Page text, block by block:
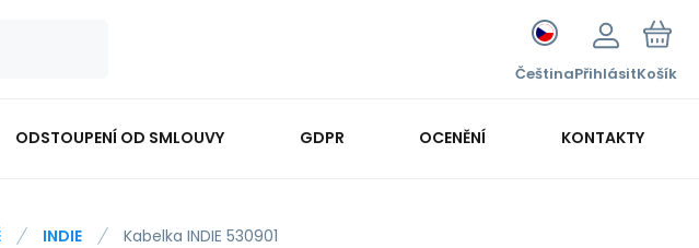
ČeštinaPřihlásitKošík
ODSTOUPENÍ OD SMLOUVY GDPR OCENĚNÍ KONTAKTY
INDIE Kabelka INDIE 530901